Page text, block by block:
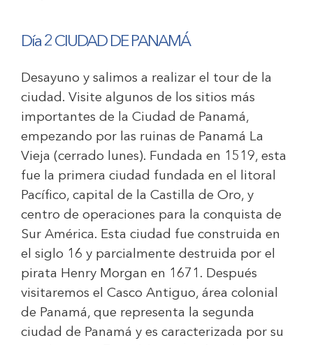
Día 2 CIUDAD DE PANAMÁ
Desayuno y salimos a realizar el tour de la
ciudad. Visite algunos de los sitios más
importantes de la Ciudad de Panamá,
empezando por las ruinas de Panamá La
Vieja (cerrado lunes). Fundada en 1519, esta
fue la primera ciudad fundada en el litoral
Pacífico, capital de la Castilla de Oro, y
centro de operaciones para la conquista de
Sur América. Esta ciudad fue construida en
el siglo 16 y parcialmente destruida por el
pirata Henry Morgan en 1671. Después
visitaremos el Casco Antiguo, área colonial
de Panamá, que representa la segunda
ciudad de Panamá y es caracterizada por su